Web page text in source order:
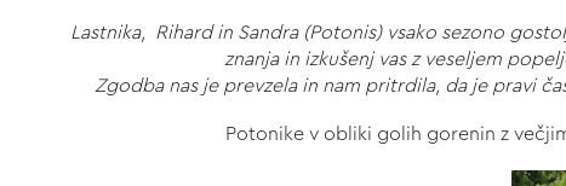
Lastnika, Rihard in Sandra (Potonis) vsako sezono
znanja in izkušenj vas z veseljem
Zgodba nas je prevzela in nam pritrdila, da je pravi
Potonike v obliki golih gorenin z